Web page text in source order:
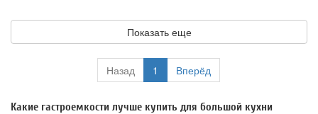
Показать еще
Назад 1 Вперёд
Какие гастроемкости лучше купить для большой кухни